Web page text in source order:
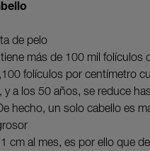
de pelo
más de 100 mil folículos
folículos por centímetro
y a los 50 años, se reduce
hecho, un solo cabello es
cm al mes, es por ello que